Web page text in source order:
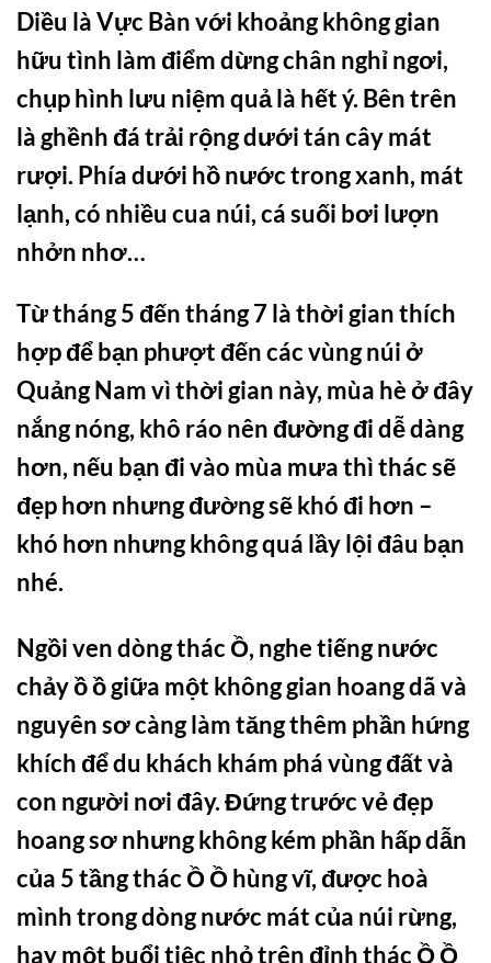
Diều là Vực Bàn với khoảng không gian
hữu tình làm điểm dừng chân nghỉ ngơi,
chụp hình lưu niệm quả là hết ý. Bên trên
là ghềnh đá trải rộng dưới tán cây mát
rượi. Phía dưới hồ nước trong xanh, mát
lạnh, có nhiều cua núi, cá suối bơi lượn
nhởn nhơ…
Từ tháng 5 đến tháng 7 là thời gian thích
hợp để bạn phượt đến các vùng núi ở
Quảng Nam vì thời gian này, mùa hè ở đây
nắng nóng, khô ráo nên đường đi dễ dàng
hơn, nếu bạn đi vào mùa mưa thì thác sẽ
đẹp hơn nhưng đường sẽ khó đi hơn –
khó hơn nhưng không quá lầy lội đâu bạn
nhé.
Ngồi ven dòng thác Ồ, nghe tiếng nước
chảy ồ ồ giữa một không gian hoang dã và
nguyên sơ càng làm tăng thêm phần hứng
khích để du khách khám phá vùng đất và
con người nơi đây. Đứng trước vẻ đẹp
hoang sơ nhưng không kém phần hấp dẫn
của 5 tầng thác Ồ Ồ hùng vĩ, được hoà
mình trong dòng nước mát của núi rừng,
hay một buổi tiệc nhỏ trên đỉnh thác Ồ Ồ